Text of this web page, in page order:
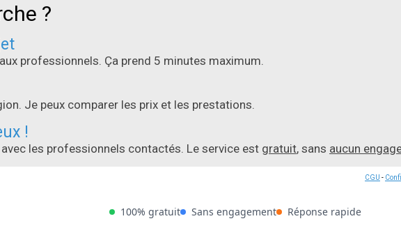
?
professionnels. Ça prend 5 minutes maximum.
Je peux comparer les prix et les prestations.
!
les professionnels contactés. Le service est gratuit, sans aucun
CGU -
100% gratuit Sans engagement Réponse rapide